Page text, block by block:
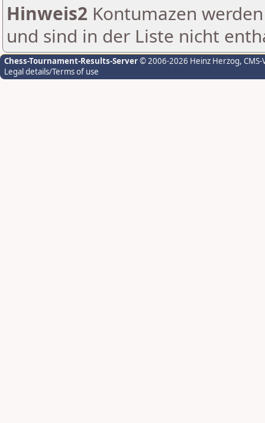
Hinweis2 Kontumazen
und sind in der Liste nicht
Chess-Tournament-Results-Server© 2006-2026 Heinz Herzog,
Legal details/Terms of use